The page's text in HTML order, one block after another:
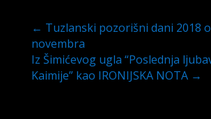
← Tuzlanski pozorišni dani 2018
novembra
Iz Šimićevog ugla “Poslednja
Kaimije” kao IRONIJSKA NOTA→